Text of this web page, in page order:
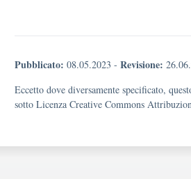
Pubblicato: 08.05.2023 - Revisione:
Eccetto dove diversamente specificato,
sotto Licenza Creative Commons